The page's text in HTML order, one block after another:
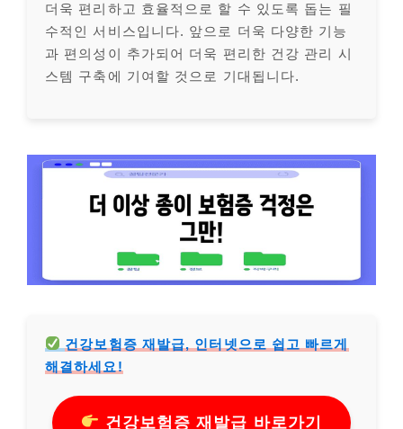
더욱 편리하고 효율적으로 할 수 있도록 돕는 필
수적인 서비스입니다. 앞으로 더욱 다양한 기능
과 편의성이 추가되어 더욱 편리한 건강 관리 시
스템 구축에 기여할 것으로 기대됩니다.
건강보험증 재발급, 인터넷으로 쉽고 빠르게
해결하세요!
건강보험증 재발급 바로가기